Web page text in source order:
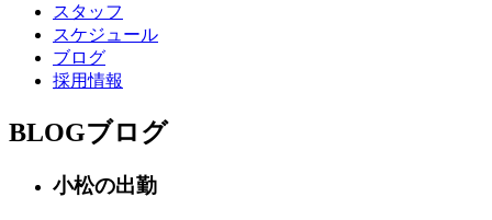
スタッフ
スケジュール
ブログ
採用情報
BLOGブログ
小松の出勤